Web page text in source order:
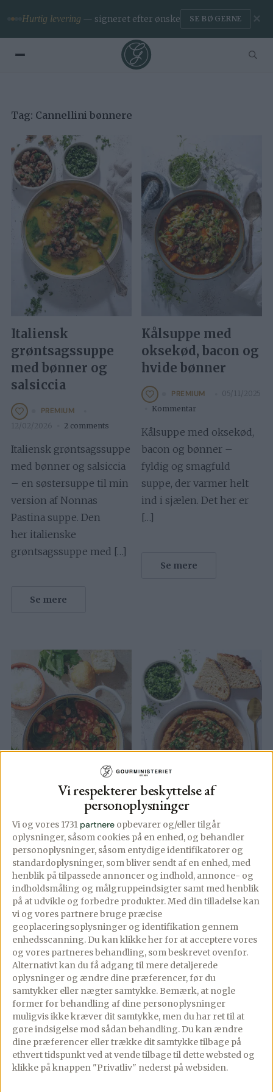
Vi respekterer beskyttelse af
personoplysninger
Vi og vores 1731 partnere opbevarer og/eller tilgår
oplysninger, såsom cookies på en enhed, og behandler
personoplysninger, såsom entydige identifikatorer og
standardoplysninger, som bliver sendt af en enhed, med
henblik på tilpassede annoncer og indhold, annonce- og
indholdsmåling og målgruppeindsigter samt med henblik
på at udvikle og forbedre produkter.Med din tilladelse kan
vi og vores partnere bruge præcise
geoplaceringsoplysninger og identifikation gennem
enhedsscanning. Du kan klikke her for at acceptere vores
og vores partneres behandling, som beskrevet ovenfor.
Alternativt kan du få adgang til mere detaljerede
oplysninger og ændre dine præferencer, før du
samtykker eller nægter samtykke. Bemærk, at nogle
former for behandling af dine personoplysninger
muligvis ikke kræver dit samtykke, men du har ret til at
gøre indsigelse mod sådan behandling. Du kan ændre
dine præferencer eller trække dit samtykke tilbage på
ethvert tidspunkt ved at vende tilbage til dette websted og
klikke på knappen "Privatliv" nederst på websiden.
Hurtig levering — signeret efter ønske SE BØGERNE ✕
Tag: Cannellini bønnere
Italiensk
grøntsagssuppe
med bønner og
salsiccia
PREMIUM
12/02/2026 2 comments
Italiensk grøntsagssuppe
med bønner og salsiccia
– en søstersuppe til min
version af Nonnas
Pastina suppe. Den
her italienske
grøntsagssuppe med […]
Se mere
Kålsuppe med
oksekød, bacon og
hvide bønner
PREMIUM
05/11/2025
Kommentar
Kålsuppe med oksekød,
bacon og bønner –
fyldig og smagfuld
suppe, der varmer helt
ind i sjælen. Det her er
[…]
Se mere
One pot
bønnesuppe med
salsiccia og pasta
PREMIUM
08/09/2025 6 comments
One pot bønnesuppe
med salsiccia og pasta –
Inspireret af italiensk
bønnesuppe. Her får du
en italiensk
inspireret toscansk
bønnesuppe med
salsiccia […]
Hummus med
soltørrede
tomater
4 comments
Hummus med soltørrede
tomater – cremet og
smagfuld dip. Hvis du
elsker klassisk hummus,
så må du prøve denne
variant […]